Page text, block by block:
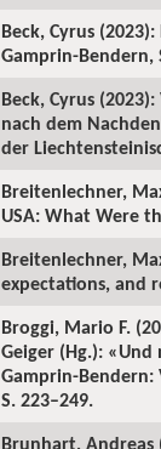
Beck, Cyrus
Gamprin-Bendern,
Beck, Cyrus
nach dem
der
Breitenlechner,
USA: What Were
Breitenlechner,
expectations, and
Broggi, Mario F.
Geiger (Hg.):
Gamprin-Bendern:
S. 223–249.
Brunhart,